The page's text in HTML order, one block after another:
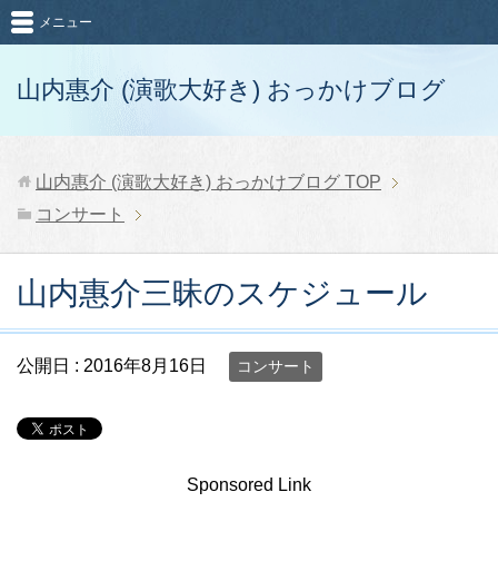
山内惠介 (演歌大好き) おっかけブログ
メニュー
山内惠介 (演歌大好き) おっかけブログ TOP
コンサート
山内惠介三昧のスケジュール
公開日 : 2016年8月16日 コンサート
Sponsored Link